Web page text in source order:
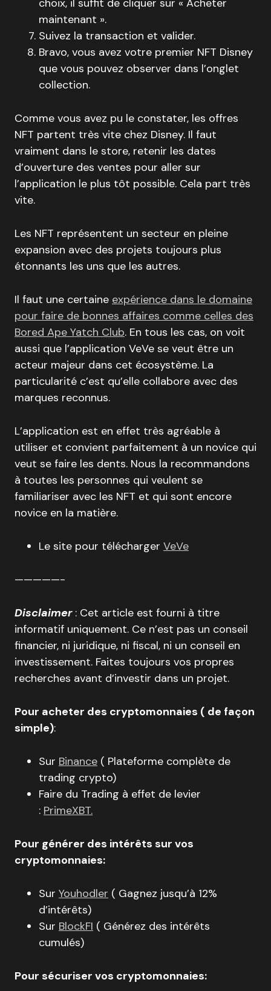
choix, il suffit de cliquer sur « Acheter
maintenant ».
Suivez la transaction et valider.
Bravo, vous avez votre premier NFT Disney
que vous pouvez observer dans l’onglet
collection.
Comme vous avez pu le constater, les offres
NFT partent très vite chez Disney. Il faut
vraiment dans le store, retenir les dates
d’ouverture des ventes pour aller sur
l’application le plus tôt possible. Cela part très
vite.
Les NFT représentent un secteur en pleine
expansion avec des projets toujours plus
étonnants les uns que les autres.
Il faut une certaine expérience dans le domaine
pour faire de bonnes affaires comme celles des
Bored Ape Yatch Club. En tous les cas, on voit
aussi que l’application VeVe se veut être un
acteur majeur dans cet écosystème. La
particularité c’est qu’elle collabore avec des
marques reconnus.
L’application est en effet très agréable à
utiliser et convient parfaitement à un novice qui
veut se faire les dents. Nous la recommandons
à toutes les personnes qui veulent se
familiariser avec les NFT et qui sont encore
novice en la matière.
Le site pour télécharger VeVe
—————-
Disclaimer : Cet article est fourni à titre
informatif uniquement. Ce n’est pas un conseil
financier, ni juridique, ni fiscal, ni un conseil en
investissement. Faites toujours vos propres
recherches avant d’investir dans un projet.
Pour acheter des cryptomonnaies ( de façon
simple):
Sur Binance ( Plateforme complète de
trading crypto)
Faire du Trading à effet de levier
: PrimeXBT.
Pour générer des intérêts sur vos
cryptomonnaies:
Sur Youhodler ( Gagnez jusqu’à 12%
d’intérêts)
Sur BlockFI ( Générez des intérêts
cumulés)
Pour sécuriser vos cryptomonnaies: